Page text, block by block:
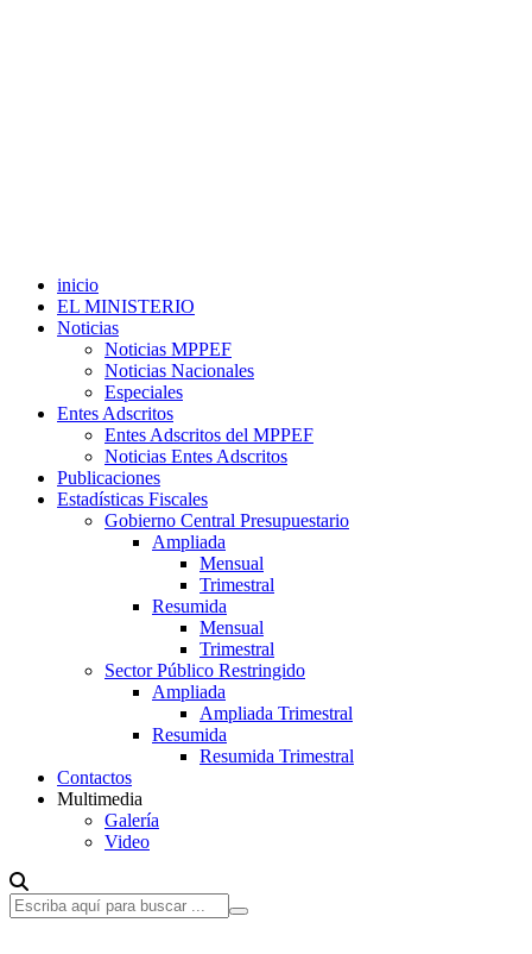
inicio
EL MINISTERIO
Noticias
Noticias MPPEF
Noticias Nacionales
Especiales
Entes Adscritos
Entes Adscritos del MPPEF
Noticias Entes Adscritos
Publicaciones
Estadísticas Fiscales
Gobierno Central Presupuestario
Ampliada
Mensual
Trimestral
Resumida
Mensual
Trimestral
Sector Público Restringido
Ampliada
Ampliada Trimestral
Resumida
Resumida Trimestral
Contactos
Multimedia
Galería
Video